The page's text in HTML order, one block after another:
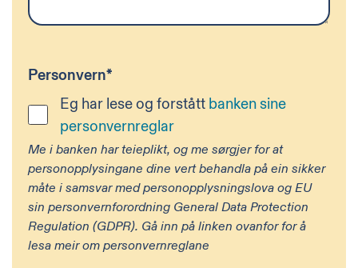
Personvern*
Eg har lese og forstått banken sine
personvernreglar
Me i banken har teieplikt, og me sørgjer for at
personopplysingane dine vert behandla på ein sikker
måte i samsvar med personopplysningslova og EU
sin personvernforordning General Data Protection
Regulation (GDPR). Gå inn på linken ovanfor for å
lesa meir om personvernreglane